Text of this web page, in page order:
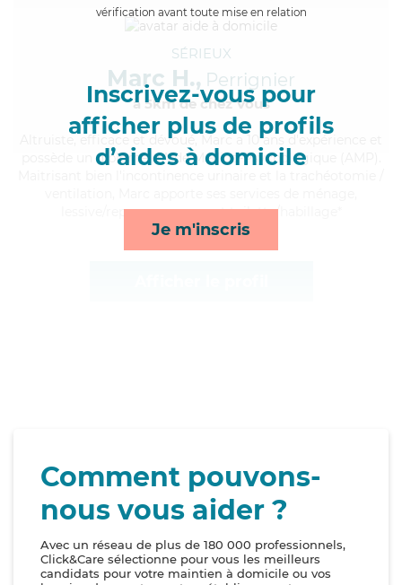
vérification avant toute mise en relation
Inscrivez-vous pour
afficher plus de profils
d’aides à domicile
Je m'inscris
SÉRIEUX
Marc H., Perrignier
à 5km de chez Vous
, efficace et dévoué, Marc a 10 ans d'expérience et
possède un diplôme d'Aide Médico-Psychologique (AMP).
lessive/repassage, repas et toilette/habillage*
Comment pouvons-
nous vous aider ?
Avec un réseau de plus de 180 000 professionnels,
Click&Care sélectionne pour vous les meilleurs
candidats pour votre maintien à domicile ou vos